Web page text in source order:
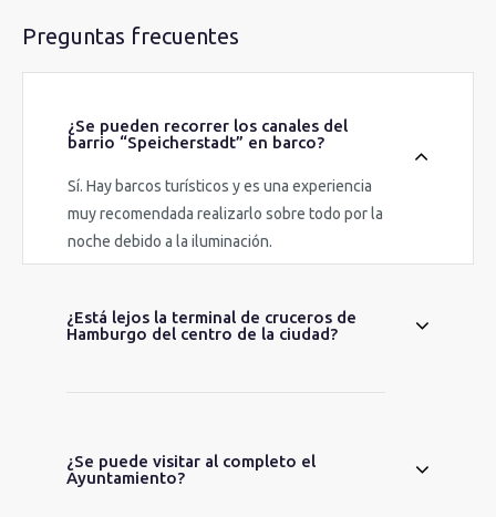
Preguntas frecuentes
¿Se pueden recorrer los canales del
barrio “Speicherstadt” en barco?
Sí. Hay barcos turísticos y es una experiencia
muy recomendada realizarlo sobre todo por la
noche debido a la iluminación.
¿Está lejos la terminal de cruceros de
Hamburgo del centro de la ciudad?
¿Se puede visitar al completo el
Ayuntamiento?